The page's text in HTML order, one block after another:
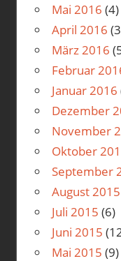
Mai 2016 (4)
April 2016
März 2016
Februar
Januar 2016
Dezember
November
Oktober
September
August 2015
Juli 2015 (6)
Juni 2015
Mai 2015 (9)